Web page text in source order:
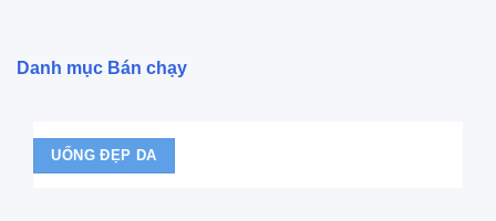
Danh mục Bán chạy
UỐNG ĐẸP DA